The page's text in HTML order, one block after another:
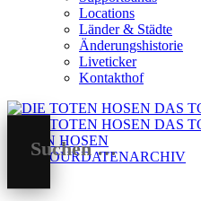
Locations
Länder & Städte
Änderungshistorie
Liveticker
Kontakthof
TOTEN HOSEN
DAS TOURDATENARCHIV